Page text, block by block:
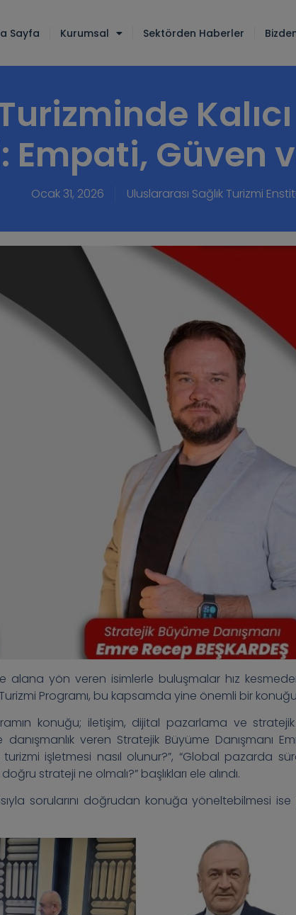
Sayfa Kurumsal Sektörden Haberler
Empati, Güven
Ocak 31, 2026 Uluslararası Sağlık Turizmi
alana yön veren isimlerle buluşmalar hız
Programı, bu kapsamda yine önemli bir konuğu
konuğu; iletişim, dijital pazarlama ve
veren Stratejik Büyüme Danışmanı
işletmesi nasıl olunur?”, “Global pazarda
strateji ne olmalı?” başlıkları ele alındı.
sorularını doğrudan konuğa yöneltebilmesi ise